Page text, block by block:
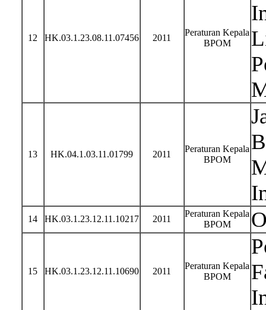
12 HK.03.1.23.08.11.07456 2011
Peraturan Kepala
BPOM
13 HK.04.1.03.11.01799 2011
Peraturan Kepala
BPOM
14 HK.03.1.23.12.11.10217 2011
Peraturan Kepala
BPOM
15 HK.03.1.23.12.11.10690 2011
Peraturan Kepala
BPOM